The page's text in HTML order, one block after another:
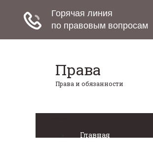
Права
Права и обязанности
Главная